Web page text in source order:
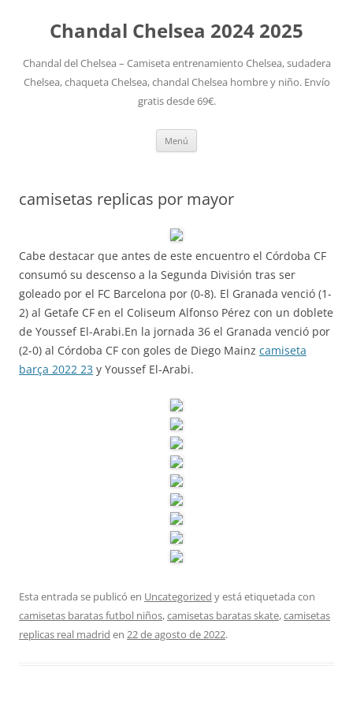
Chandal Chelsea 2024 2025
Chandal del Chelsea – Camiseta entrenamiento Chelsea, sudadera
Chelsea, chaqueta Chelsea, chandal Chelsea hombre y niño. Envío
gratis desde 69€.
Menú
camisetas replicas por mayor
Cabe destacar que antes de este encuentro el Córdoba CF
consumó su descenso a la Segunda División tras ser
goleado por el FC Barcelona por (0-8). El Granada venció (1-
2) al Getafe CF en el Coliseum Alfonso Pérez con un doblete
de Youssef El-Arabi.En la jornada 36 el Granada venció por
(2-0) al Córdoba CF con goles de Diego Mainz camiseta
barça 2022 23 y Youssef El-Arabi.
Esta entrada se publicó en Uncategorized y está etiquetada con
camisetas baratas futbol niños,camisetas baratas skate,camisetas
replicas real madrid en 22 de agosto de 2022.